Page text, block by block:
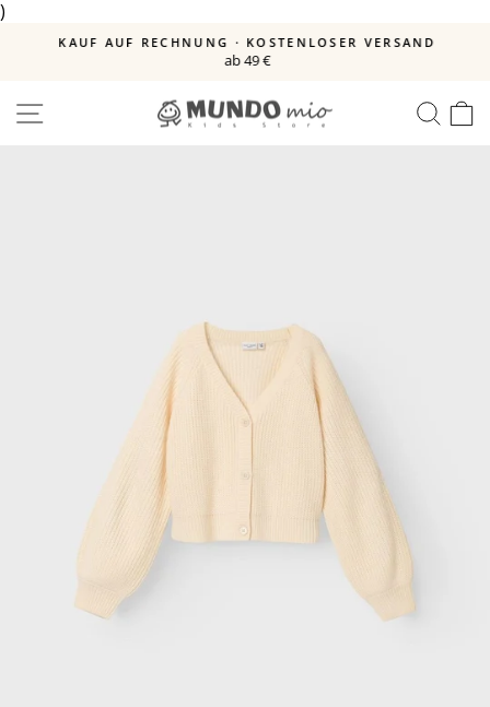
)
Pause
KAUF AUF RECHNUNG · KOSTENLOSER VERSAND
ab 49 €
SEITENNAVIGATION